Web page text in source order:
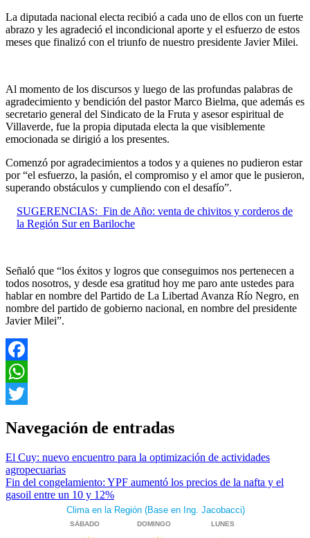
La diputada nacional electa recibió a cada uno de ellos con un fuerte
abrazo y les agradeció el incondicional aporte y el esfuerzo de estos
meses que finalizó con el triunfo de nuestro presidente Javier Milei.
Al momento de los discursos y luego de las profundas palabras de
agradecimiento y bendición del pastor Marco Bielma, que además es
secretario general del Sindicato de la Fruta y asesor espiritual de
Villaverde, fue la propia diputada electa la que visiblemente
emocionada se dirigió a los presentes.
Comenzó por agradecimientos a todos y a quienes no pudieron estar
por “el esfuerzo, la pasión, el compromiso y el amor que le pusieron,
superando obstáculos y cumpliendo con el desafío”.
SUGERENCIAS: Fin de Año: venta de chivitos y corderos de
la Región Sur en Bariloche
Señaló que “los éxitos y logros que conseguimos nos pertenecen a
todos nosotros, y desde esa gratitud hoy me paro ante ustedes para
hablar en nombre del Partido de La Libertad Avanza Río Negro, en
nombre del partido de gobierno nacional, en nombre del presidente
Javier Milei”.
Facebook
WhatsApp
Navegación de entradas
El Cuy: nuevo encuentro para la optimización de actividades
agropecuarias
Fin del congelamiento: YPF aumentó los precios de la nafta y el
gasoil entre un 10 y 12%